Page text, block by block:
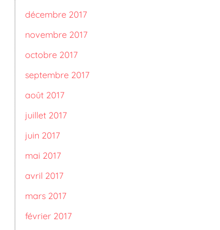
décembre 2017
novembre 2017
octobre 2017
septembre 2017
août 2017
juillet 2017
juin 2017
mai 2017
avril 2017
mars 2017
février 2017